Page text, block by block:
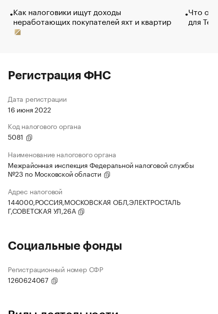
Как налоговики ищут доходы
неработающих покупателей яхт и квартир
Что
для
Регистрация ФНС
Дата регистрации
16 июня 2022
Код налогового органа
5081
Наименование налогового органа
Межрайонная инспекция Федеральной налоговой службы
№23 по Московской области
Адрес налоговой
144000,РОССИЯ,МОСКОВСКАЯ ОБЛ,ЭЛЕКТРОСТАЛЬ
Г,СОВЕТСКАЯ УЛ,26А
Социальные фонды
Регистрационный номер СФР
1260624067